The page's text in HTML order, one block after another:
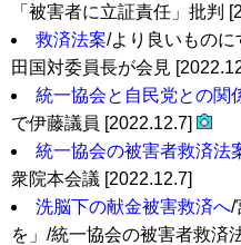
「被害者に立証責任」批判
救済法案/より良いもの
田国対委員長が会見
統一協会と自民党との関
で伊藤議員 [2022.12.7]
統一協会の被害者救済法
衆院本会議 [2022.12.7]
洗脳下の献金被害救済へ/
を」/統一協会の被害者救済